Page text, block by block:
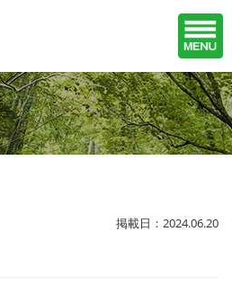
掲載日：2024.06.20